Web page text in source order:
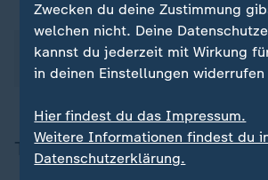
Über dieses Thema berichteten die
Nachrichten am 19.05.2026 ab
Thema
Zwecken du deine Zustimmung
welchen nicht. Deine
kannst du jederzeit mit Wirkung
in deinen Einstellungen
Hier findest du das Impressum.
Weitere Informationen findest du
Datenschutzerklärung.